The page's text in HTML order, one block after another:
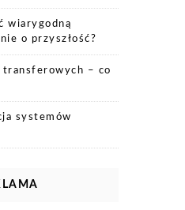
wiarygodną
o przyszłość?
transferowych – co
systemów